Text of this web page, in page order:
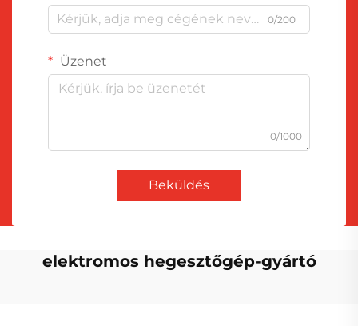
0/200
Üzenet
0/1000
Beküldés
elektromos hegesztőgép-gyártó